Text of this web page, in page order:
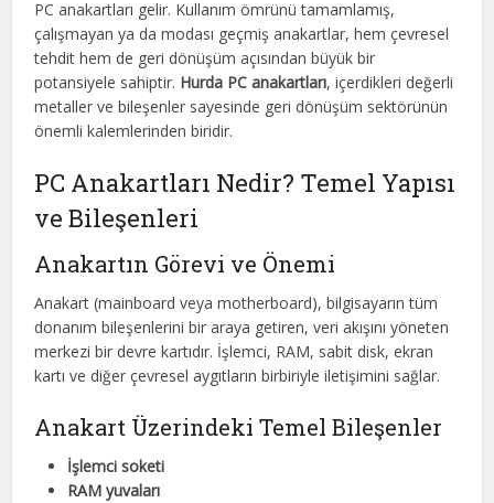
PC anakartları gelir. Kullanım ömrünü tamamlamış,
çalışmayan ya da modası geçmiş anakartlar, hem çevresel
tehdit hem de geri dönüşüm açısından büyük bir
potansiyele sahiptir. Hurda PC anakartları, içerdikleri değerli
metaller ve bileşenler sayesinde geri dönüşüm sektörünün
önemli kalemlerinden biridir.
PC Anakartları Nedir? Temel Yapısı
ve Bileşenleri
Anakartın Görevi ve Önemi
Anakart (mainboard veya motherboard), bilgisayarın tüm
donanım bileşenlerini bir araya getiren, veri akışını yöneten
merkezi bir devre kartıdır. İşlemci, RAM, sabit disk, ekran
kartı ve diğer çevresel aygıtların birbiriyle iletişimini sağlar.
Anakart Üzerindeki Temel Bileşenler
İşlemci soketi
RAM yuvaları